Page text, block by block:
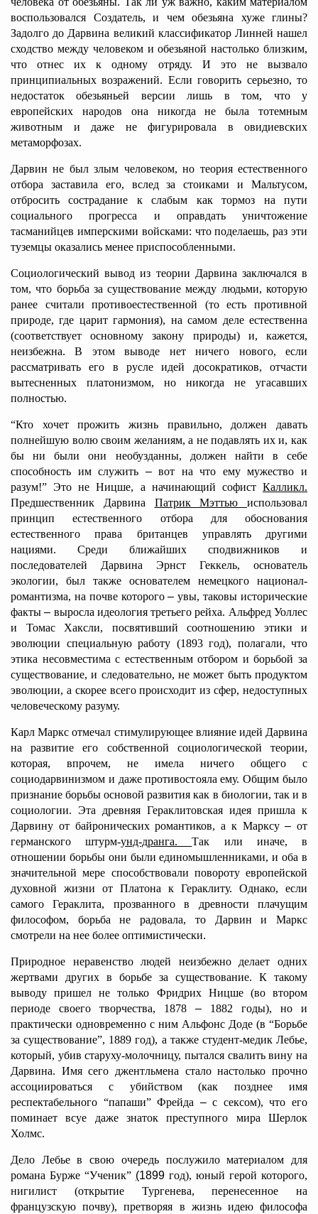
воспользовался Создатель, и чем обезьяна хуже глины?
Задолго до Дарвина великий классификатор Линней нашел
сходство между человеком и обезьяной настолько близким,
что отнес их к одному отряду. И это не вызвало
принципиальных возражений. Если говорить серьезно, то
недостаток обезьяньей версии лишь в том, что у
европейских народов она никогда не была тотемным
животным и даже не фигурировала в овидиевских
метаморфозах.
Дарвин не был злым человеком, но теория естественного
отбора заставила его, вслед за стоиками и Мальтусом,
отбросить сострадание к слабым как тормоз на пути
социального прогресса и оправдать уничтожение
тасманийцев имперскими войсками: что поделаешь, раз эти
туземцы оказались менее приспособленными.
Социологический вывод из теории Дарвина заключался в
том, что борьба за существование между людьми, которую
ранее считали противоестественной (то есть противной
природе, где царит гармония), на самом деле естественна
(соответствует основному закону природы) и, кажется,
неизбежна. В этом выводе нет ничего нового, если
рассматривать его в русле идей досократиков, отчасти
вытесненных платонизмом, но никогда не угасавших
полностью.
“Кто хочет прожить жизнь правильно, должен давать
полнейшую волю своим желаниям, а не подавлять их и, как
бы ни были они необузданны, должен найти в себе
способность им служить –вот на что ему мужество и
разум!” Это не Ницше, а начинающий софист Калликл.
Предшественник Дарвина Патрик Мэттью использовал
принцип естественного отбора для обоснования
естественного права британцев управлять другими
нациями. Среди ближайших сподвижников и
последователей Дарвина Эрнст Геккель, основатель
экологии, был также основателем немецкого национал-
романтизма, на почве которого– увы, таковы исторические
факты– выросла идеология третьего рейха. Альфред Уоллес
и Томас Хаксли, посвятивший соотношению этики и
эволюции специальную работу (1893 год), полагали, что
этика несовместима с естественным отбором и борьбой за
существование, и следовательно, не может быть продуктом
эволюции, а скорее всего происходит из сфер, недоступных
человеческому разуму.
Карл Маркс отмечал стимулирующее влияние идей Дарвина
на развитие его собственной социологической теории,
которая, впрочем, не имела ничего общего с
социодарвинизмом и даже противостояла ему. Общим было
признание борьбы основой развития как в биологии, так и в
социологии. Эта древняя Гераклитовская идея пришла к
Дарвину от байронических романтиков, а к Марксу– от
германского штурм-унд-дранга.Так или иначе, в
отношении борьбы они были единомышленниками, и оба в
значительной мере способствовали повороту европейской
духовной жизни от Платона к Гераклиту. Однако, если
самого Гераклита, прозванного в древности плачущим
философом, борьба не радовала, то Дарвин и Маркс
смотрели на нее более оптимистически.
Природное неравенство людей неизбежно делает одних
жертвами других в борьбе за существование. К такому
выводу пришел не только Фридрих Ницше (во втором
периоде своего творчества, 1878 – 1882 годы), но и
практически одновременно с ним Альфонс Доде (в “Борьбе
за существование”, 1889 год), а также студент-медик Лебье,
который, убив старуху-молочницу, пытался свалить вину на
Дарвина. Имя сего джентльмена стало настолько прочно
ассоциироваться с убийством (как позднее имя
респектабельного “папаши” Фрейда –с сексом), что его
поминает всуе даже знаток преступного мира Шерлок
Холмс.
Дело Лебье в свою очередь послужило материалом для
романа Бурже “Ученик” (1899 год), юный герой которого,
нигилист (открытие Тургенева, перенесенное на
французскую почву), претворяя в жизнь идею философа